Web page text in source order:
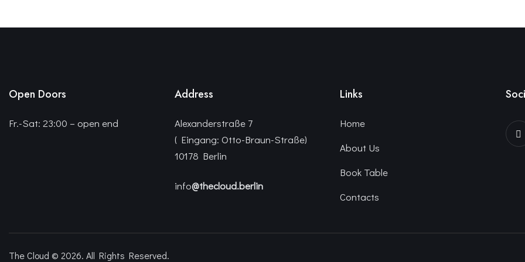
Open Doors
Fr.-Sat: 23:00 – open end
Address
Alexanderstraße 7
( Eingang: Otto-Braun-Straße)
10178 Berlin
info@thecloud.berlin
Links
Home
About Us
Book Table
Contacts
The Cloud © 2026. All Rights Reserved.